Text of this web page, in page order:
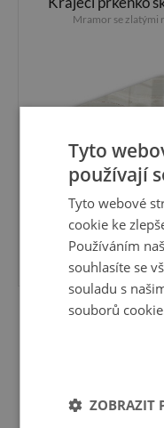
Mramor se zlatými
1 049 Kč
Abstraktní
Tyto
používají
Tyto webové
cookie ke
Používáním
souhlasíte se
souladu s
souborů
ZOBRAZIT